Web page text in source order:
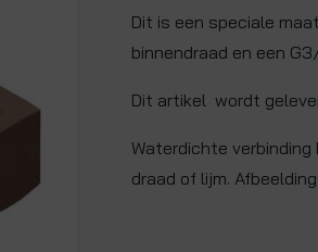
Dit is een speciale
binnendraad en een
Dit artikel wordt
Waterdichte
draad of lijm.